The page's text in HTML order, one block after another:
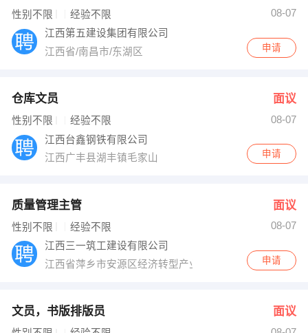
性别不限 经验不限
08-07
江西第五建设集团有限公司
江西省/南昌市/东湖区
申请
仓库文员 面议
性别不限 经验不限
08-07
江西台鑫钢铁有限公司
江西广丰县湖丰镇毛家山
申请
质量管理主管 面议
性别不限 经验不限
08-07
江西三一筑工建设有限公司
江西省萍乡市安源区经济转型产业基地金光大道西侧D-2-
申请
文员，书版排版员 面议